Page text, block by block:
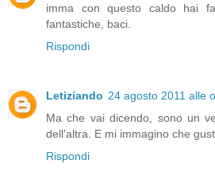
imma con questo caldo hai
fantastiche, baci.
Rispondi
Letiziando 24 agosto 2011 alle
Ma che vai dicendo, sono un
dell'altra. E mi immagino che
Rispondi